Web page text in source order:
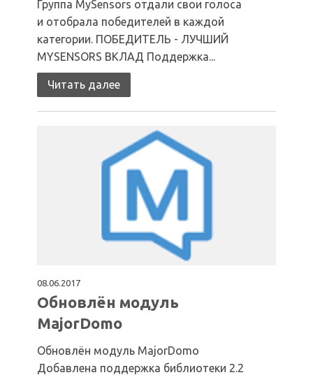
Группа MySensors отдали свои голоса
и отобрала победителей в каждой
категории. ПОБЕДИТЕЛЬ - ЛУЧШИЙ
MYSENSORS ВКЛАД Поддержка...
Читать далее
08.06.2017
Обновлён модуль
MajorDomo
Обновлён модуль MajorDomo
Добавлена поддержка библиотеки 2.2